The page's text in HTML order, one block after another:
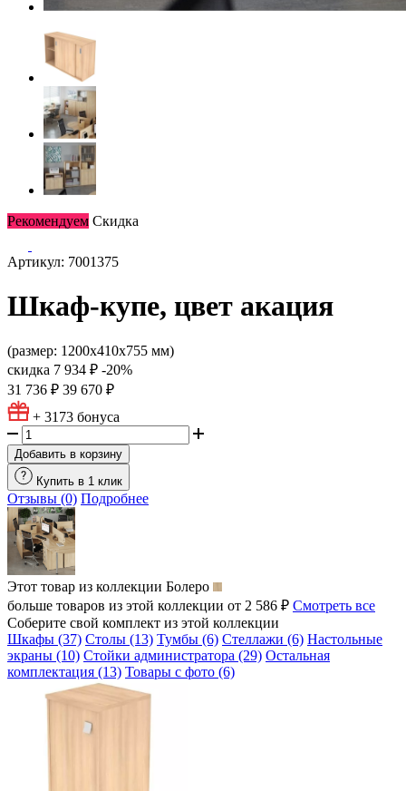
Рекомендуем Скидка
Артикул: 7001375
Шкаф-купе, цвет акация
(размер: 1200х410х755 мм)
скидка 7 934 ₽ -20%
31 736 ₽ 39 670 ₽
+ 3173 бонуса
Добавить в корзину
Купить в 1 клик
Отзывы (0) Подробнее
Этот товар из коллекции Болеро
больше товаров из этой коллекции от 2 586 ₽ Смотреть все
Соберите свой комплект из этой коллекции
Шкафы (37) Столы (13) Тумбы (6) Стеллажи (6) Настольные
экраны (10) Стойки администратора (29) Остальная
комплектация (13) Товары с фото (6)